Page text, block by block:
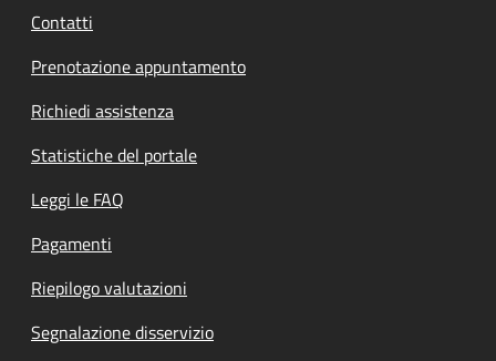
Contatti
Prenotazione appuntamento
Richiedi assistenza
Statistiche del portale
Leggi le FAQ
Pagamenti
Riepilogo valutazioni
Segnalazione disservizio